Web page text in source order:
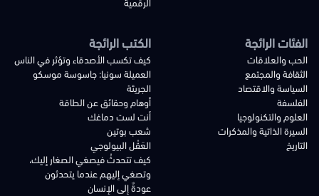
الفئات الرائجة
الحب والعلاقات
الثقافة والمجتمع
السياسة والاقتصاد
الفلسفة
العلوم والتكنولوجيا
السيرة الذاتية والمذكرات
التاريخ
الكتب الرائجة
كيف تكسب الأصدقاء وتؤثر في الناس
العميلة سونيا: جاسوسة موسكو
الجريئة
أوهام وحقائق عن الطاقة
أنت لست دماغك
شعب بوتين
العَقْل البيولوجي
كيف تتحدثُ فيصغي الصغار إليك،
وتصغي إليهم عندما يتحدثون
عودةٌ إلى الإنسان